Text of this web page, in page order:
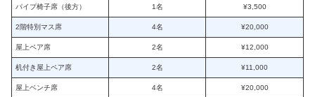
パイプ椅子席（後方） 1名 ¥3,500
2階特別マス席 4名 ¥20,000
屋上ペア席 2名 ¥12,000
机付き屋上ペア席 2名 ¥11,000
屋上ベンチ席 4名 ¥20,000